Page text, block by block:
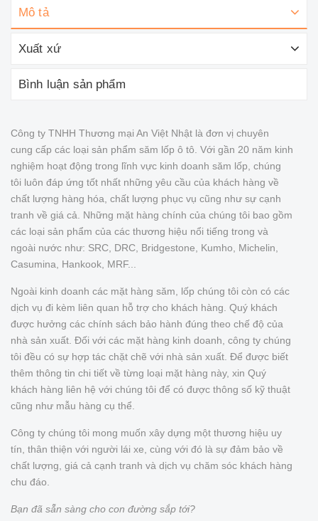
Mô tả
Xuất xứ
Bình luận sản phẩm
Công ty TNHH Thương mại An Việt Nhật là đơn vị chuyên
cung cấp các loại sản phẩm săm lốp ô tô. Với gần 20 năm kinh
nghiệm hoạt động trong lĩnh vực kinh doanh săm lốp, chúng
tôi luôn đáp ứng tốt nhất những yêu cầu của khách hàng về
chất lượng hàng hóa, chất lượng phục vụ cũng như sự cạnh
tranh về giá cả. Những mặt hàng chính của chúng tôi bao gồm
các loại sản phẩm của các thương hiệu nổi tiếng trong và
ngoài nước như: SRC, DRC, Bridgestone, Kumho, Michelin,
Casumina, Hankook, MRF...
Ngoài kinh doanh các mặt hàng săm, lốp chúng tôi còn có các
dịch vụ đi kèm liên quan hỗ trợ cho khách hàng. Quý khách
được hưởng các chính sách bảo hành đúng theo chế độ của
nhà sản xuất. Đối với các mặt hàng kinh doanh, công ty chúng
tôi đều có sự hợp tác chặt chẽ với nhà sản xuất. Để được biết
thêm thông tin chi tiết về từng loại mặt hàng này, xin Quý
khách hàng liên hệ với chúng tôi để có được thông số kỹ thuật
cũng như mẫu hàng cụ thể.
Công ty chúng tôi mong muốn xây dựng một thương hiệu uy
tín, thân thiện với người lái xe, cùng với đó là sự đảm bảo về
chất lượng, giá cả cạnh tranh và dịch vụ chăm sóc khách hàng
chu đáo.
Bạn đã sẵn sàng cho con đường sắp tới?